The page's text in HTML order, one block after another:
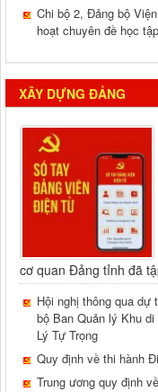
Chi bộ 2, Đảng bộ
hoạt chuyên đề học
XÂY DỰNG ĐẢNG
cơ quan Đảng tỉnh đã
Hội nghị thông qua dự
bộ Ban Quản lý Khu
Lý Tự Trọng
Quy định về thi hành
Trung ương quy định